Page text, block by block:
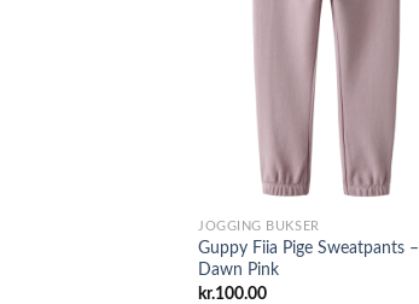
JOGGING BUKSER
Guppy Fiia Pige Sweatpants –
Dawn Pink
kr.100.00